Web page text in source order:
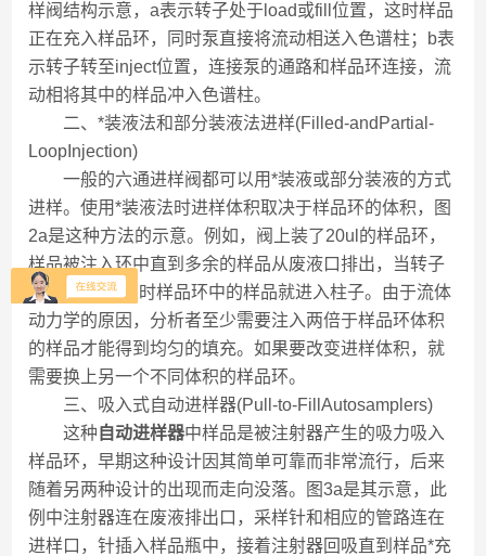
样阀结构示意，a表示转子处于load或fill位置，这时样品
正在充入样品环，同时泵直接将流动相送入色谱柱；b表
示转子转至inject位置，连接泵的通路和样品环连接，流
动相将其中的样品冲入色谱柱。
二、*装液法和部分装液法进样(Filled-andPartial-
LoopInjection)
一般的六通进样阀都可以用*装液或部分装液的方式
进样。使用*装液法时进样体积取决于样品环的体积，图
2a是这种方法的示意。例如，阀上装了20ul的样品环，
样品被注入环中直到多余的样品从废液口排出，当转子
转到inject位置时样品环中的样品就进入柱子。由于流体
动力学的原因，分析者至少需要注入两倍于样品环体积
的样品才能得到均匀的填充。如果要改变进样体积，就
需要换上另一个不同体积的样品环。
三、吸入式自动进样器(Pull-to-FillAutosamplers)
这种 自动进样器中样品是被注射器产生的吸力吸入
样品环，早期这种设计因其简单可靠而非常流行，后来
随着另两种设计的出现而走向没落。图3a是其示意，此
例中注射器连在废液排出口，采样针和相应的管路连在
进样口，针插入样品瓶中，接着注射器回吸直到样品*充